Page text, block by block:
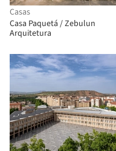
Casas
Casa Paquetá / Zebulun
Arquitetura